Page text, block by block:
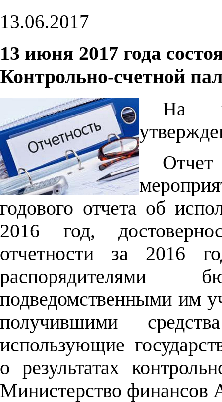
13.06.2017
13 июня 2017 года
Контрольно-счетной
На
Отчет
годового отчета об
2016 год,
отчетности за 2016
подведомственными им
получившими
использующие
о результатах
Министерство финансов